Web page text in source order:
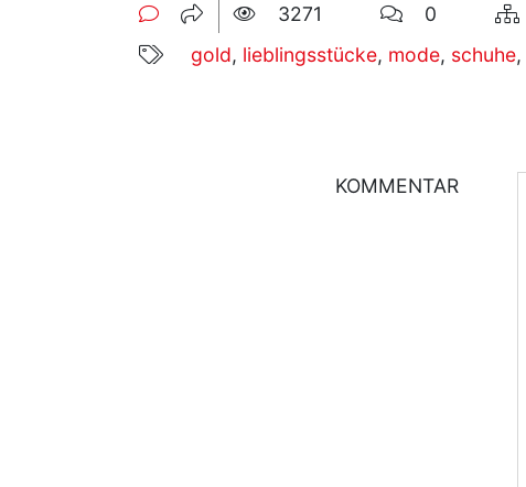
3271 0
gold, lieblingsstücke, mode, schuhe,
KOMMENTAR